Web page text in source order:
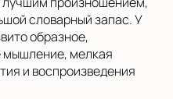
словарный запас. У
образное,
мышление, мелкая
и воспроизведения